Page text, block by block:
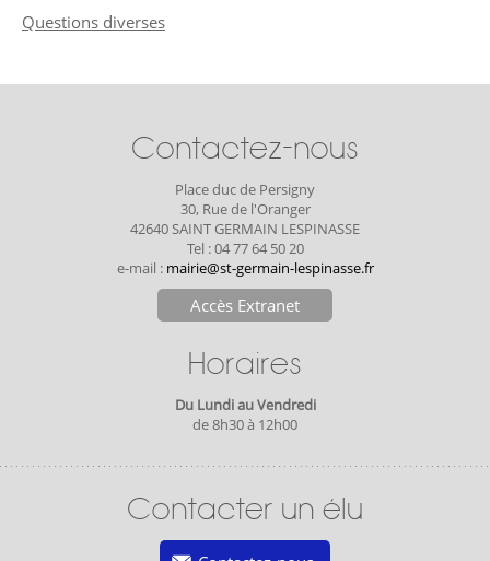
Questions diverses
Contactez-nous
Place duc de Persigny
30, Rue de l'Oranger
42640 SAINT GERMAIN LESPINASSE
Tel : 04 77 64 50 20
e-mail : mairie@st-germain-lespinasse.fr
Accès Extranet
Horaires
Du Lundi au Vendredi
de 8h30 à 12h00
Contacter un élu